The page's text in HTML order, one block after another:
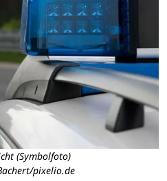
(Symbolfoto)
pixelio.de